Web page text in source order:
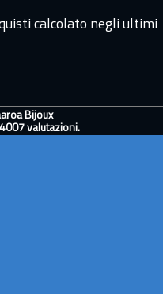
calcolato negli ultimi
Bijoux
4007valutazioni.